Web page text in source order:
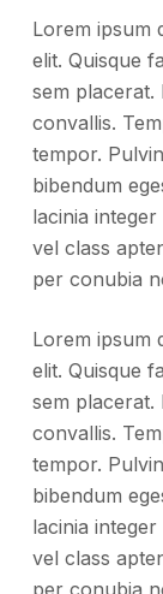
Lorem ipsum
elit. Quisque
sem placerat.
convallis.
tempor.
bibendum
lacinia
vel class
per conubia
Lorem ipsum
elit. Quisque
sem placerat.
convallis.
tempor.
bibendum
lacinia
vel class
per conubia